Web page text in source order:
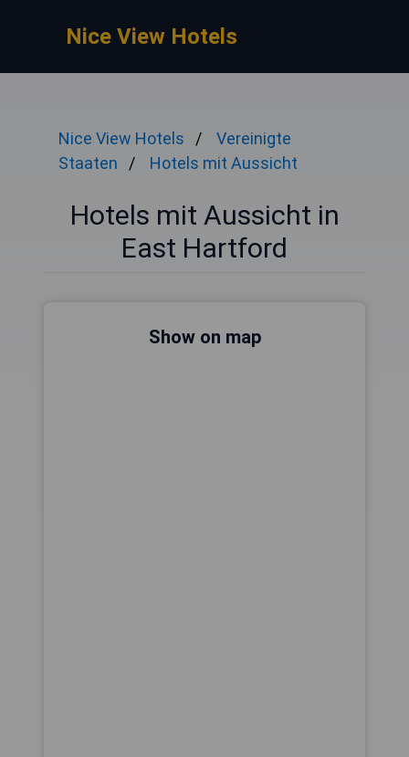
Nice View Hotels
Nice View Hotels
Vereinigte
Staaten
Hotels mit Aussicht
Hotels mit Aussicht in
East Hartford
Show on map